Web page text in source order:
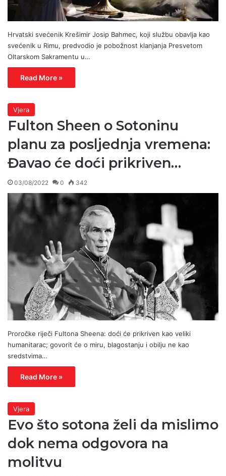
Hrvatski svećenik Krešimir Josip Bahmec, koji službu obavlja kao
svećenik u Rimu, predvodio je pobožnost klanjanja Presvetom
Oltarskom Sakramentu u…
Read More »
Vjera
Fulton Sheen o Sotoninu
planu za posljednja vremena:
Đavao će doći prikriven…
03/08/2022 0 342
Proročke riječi Fultona Sheena: doći će prikriven kao veliki
humanitarac; govorit će o miru, blagostanju i obilju ne kao
sredstvima…
Read More »
Vjera
Evo što sotona želi da mislimo
dok nema odgovora na
molitvu